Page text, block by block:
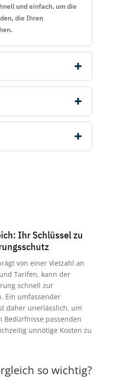
und einfach, um die
die Ihren
Ihr Schlüssel zu
von einer Vielzahl an
Tarifen, kann der
schnell zur
Ein umfassender
daher unerlässlich, um
passenden
unnötige Kosten zu
so wichtig?